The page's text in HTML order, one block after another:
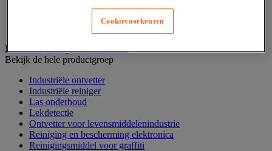
Sluitknop en handgreep
Industrieel reinigen en ontvetten
Bekijk de hele productgroep
Industriële ontvetter
Industriële reiniger
Las onderhoud
Lekdetectie
Ontvetter voor levensmiddelenindustrie
Reiniging en bescherming elektronica
Reinigingsmiddel voor graffiti
Cookievoorkeuren